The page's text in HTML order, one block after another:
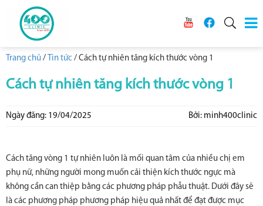
Trang chủ / Tin tức / Cách tự nhiên tăng kích thước vòng 1
Cách tự nhiên tăng kích thước vòng 1
Ngày đăng: 19/04/2025 Bởi: minh400clinic
Cách tăng vòng 1 tự nhiên luôn là mối quan tâm của nhiều chị em
phụ nữ, những người mong muốn cải thiện kích thước ngực mà
không cần can thiệp bằng các phương pháp phẫu thuật. Dưới đây sẽ
là các phương pháp phương pháp hiệu quả nhất để đạt được mục